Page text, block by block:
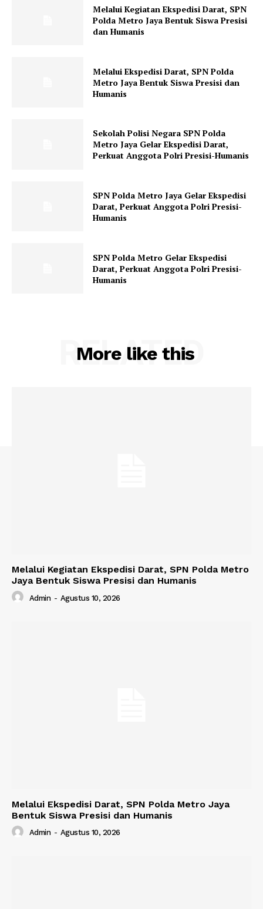
Melalui Kegiatan Ekspedisi Darat, SPN
Polda Metro Jaya Bentuk Siswa Presisi
dan Humanis
Melalui Ekspedisi Darat, SPN Polda
Metro Jaya Bentuk Siswa Presisi dan
Humanis
Sekolah Polisi Negara SPN Polda
Metro Jaya Gelar Ekspedisi Darat,
Perkuat Anggota Polri Presisi-Humanis
SPN Polda Metro Jaya Gelar Ekspedisi
Darat, Perkuat Anggota Polri Presisi-
Humanis
SPN Polda Metro Gelar Ekspedisi
Darat, Perkuat Anggota Polri Presisi-
Humanis
More like this
RELATED
Melalui Kegiatan Ekspedisi Darat, SPN Polda Metro
Jaya Bentuk Siswa Presisi dan Humanis
Admin - Agustus 10, 2026
Melalui Ekspedisi Darat, SPN Polda Metro Jaya
Bentuk Siswa Presisi dan Humanis
Admin - Agustus 10, 2026